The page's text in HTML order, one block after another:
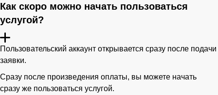
Как скоро можно начать пользоваться
услугой?
Пользовательский аккаунт открывается сразу после подачи
заявки.
Сразу после произведения оплаты, вы можете начать
сразу же пользоваться услугой.